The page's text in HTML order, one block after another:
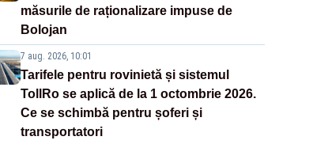
măsurile de raționalizare impuse de
Bolojan
7 aug. 2026, 10:01
Tarifele pentru rovinietă și sistemul
TollRo se aplică de la 1 octombrie 2026.
Ce se schimbă pentru șoferi și
transportatori